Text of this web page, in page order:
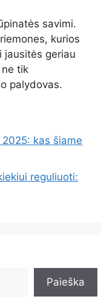
savimi.
kurios
jausitės geriau
ne tik
palydovas.
kas šiame
reguliuoti:
Paieška